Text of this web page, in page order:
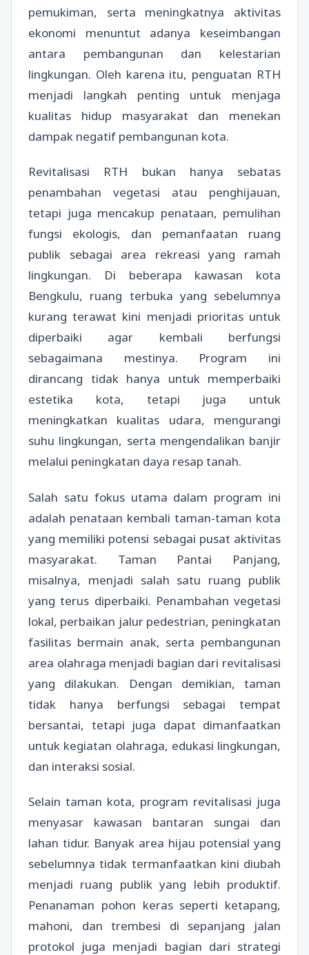
pemukiman, serta meningkatnya aktivitas
ekonomi menuntut adanya keseimbangan
antara pembangunan dan kelestarian
lingkungan. Oleh karena itu, penguatan RTH
menjadi langkah penting untuk menjaga
kualitas hidup masyarakat dan menekan
dampak negatif pembangunan kota.
Revitalisasi RTH bukan hanya sebatas
penambahan vegetasi atau penghijauan,
tetapi juga mencakup penataan, pemulihan
fungsi ekologis, dan pemanfaatan ruang
publik sebagai area rekreasi yang ramah
lingkungan. Di beberapa kawasan kota
Bengkulu, ruang terbuka yang sebelumnya
kurang terawat kini menjadi prioritas untuk
diperbaiki agar kembali berfungsi
sebagaimana mestinya. Program ini
dirancang tidak hanya untuk memperbaiki
estetika kota, tetapi juga untuk
meningkatkan kualitas udara, mengurangi
suhu lingkungan, serta mengendalikan banjir
melalui peningkatan daya resap tanah.
Salah satu fokus utama dalam program ini
adalah penataan kembali taman-taman kota
yang memiliki potensi sebagai pusat aktivitas
masyarakat. Taman Pantai Panjang,
misalnya, menjadi salah satu ruang publik
yang terus diperbaiki. Penambahan vegetasi
lokal, perbaikan jalur pedestrian, peningkatan
fasilitas bermain anak, serta pembangunan
area olahraga menjadi bagian dari revitalisasi
yang dilakukan. Dengan demikian, taman
tidak hanya berfungsi sebagai tempat
bersantai, tetapi juga dapat dimanfaatkan
untuk kegiatan olahraga, edukasi lingkungan,
dan interaksi sosial.
Selain taman kota, program revitalisasi juga
menyasar kawasan bantaran sungai dan
lahan tidur. Banyak area hijau potensial yang
sebelumnya tidak termanfaatkan kini diubah
menjadi ruang publik yang lebih produktif.
Penanaman pohon keras seperti ketapang,
mahoni, dan trembesi di sepanjang jalan
protokol juga menjadi bagian dari strategi